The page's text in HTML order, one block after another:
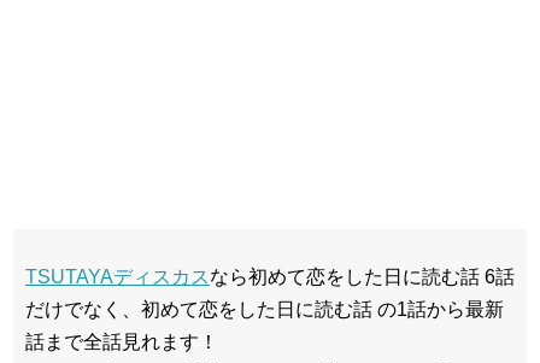
TSUTAYAディスカスなら初めて恋をした日に読む話 6話
だけでなく、初めて恋をした日に読む話 の1話から最新
話まで全話見れます！